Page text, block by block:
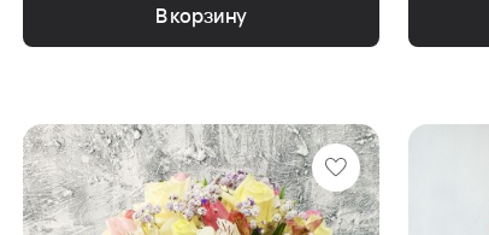
В корзину